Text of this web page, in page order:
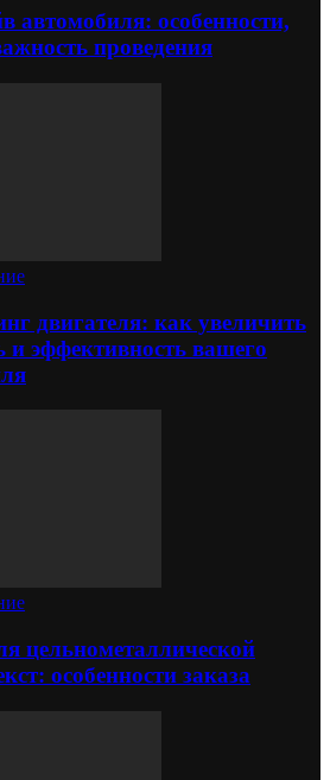
автомобиля: особенности,
проведения
двигателя: как увеличить
и эффективность вашего
цельнометаллической
особенности заказа